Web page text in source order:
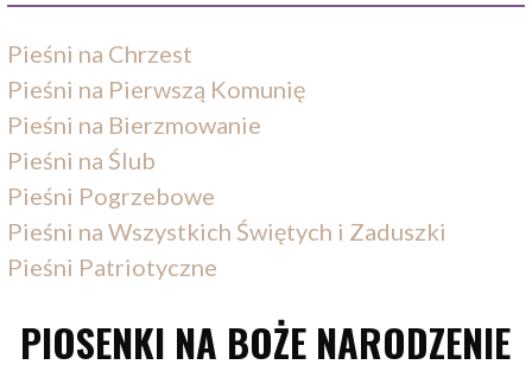
Pieśni na Chrzest
Pieśni na Pierwszą Komunię
Pieśni na Bierzmowanie
Pieśni na Ślub
Pieśni Pogrzebowe
Pieśni na Wszystkich Świętych i Zaduszki
Pieśni Patriotyczne
PIOSENKI NA BOŻE NARODZENIE